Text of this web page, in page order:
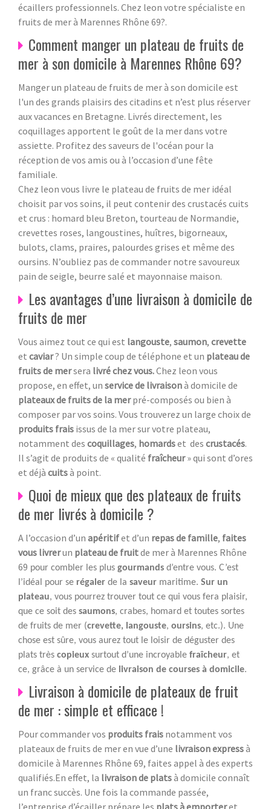
écaillers professionnels. Chez leon votre spécialiste en
fruits de mer à Marennes Rhône 69?.
Comment manger un plateau de fruits de
mer à son domicile à Marennes Rhône 69?
Manger un plateau de fruits de mer à son domicile est
l'un des grands plaisirs des citadins et n’est plus réserver
aux vacances en Bretagne. Livrés directement, les
coquillages apportent le goût de la mer dans votre
assiette. Profitez des saveurs de l'océan pour la
réception de vos amis ou à l’occasion d’une fête
familiale.
Chez leon vous livre le plateau de fruits de mer idéal
choisit par vos soins, il peut contenir des crustacés cuits
et crus : homard bleu Breton, tourteau de Normandie,
crevettes roses, langoustines, huîtres, bigorneaux,
bulots, clams, praires, palourdes grises et même des
oursins. N’oubliez pas de commander notre savoureux
pain de seigle, beurre salé et mayonnaise maison.
Les avantages d’une livraison à domicile de
fruits de mer
Vous aimez tout ce qui est langouste, saumon, crevette
et caviar? Un simple coup de téléphone et un plateau de
fruits de mersera livré chez vous.Chez leon vous
propose, en effet, un service de livraisonà domicile de
plateaux de fruits de la merpré-composés ou bien à
composer par vos soins. Vous trouverez un large choix de
produits frais issus de la mer sur votre plateau,
notamment des coquillages, homardset des crustacés.
Il s’agit de produits de « qualité fraîcheur» qui sont d’ores
et déjà cuitsà point.
Quoi de mieux que des plateaux de fruits
de mer livrés à domicile ?
A l’occasion d’un apéritifet d’un repas de famille, faites
vous livrerun plateau de fruitde mer à Marennes Rhône
69 pour combler les plus gourmands d’entre vous. C’est
l’idéal pour se régaler de la saveur maritime. Sur un
plateau, vous pourrez trouver tout ce qui vous fera plaisir,
que ce soit des saumons, crabes, homard et toutes sortes
de fruits de mer (crevette, langouste, oursins, etc.). Une
chose est sûre, vous aurez tout le loisir de déguster des
plats très copieux surtout d’une incroyable fraîcheur, et
ce, grâce à un service de livraison de courses à domicile.
Livraison à domicile de plateaux de fruit
de mer : simple et efficace !
Pour commander vos produits frais notamment vos
plateaux de fruits de mer en vue d’une livraison expressà
domicile à Marennes Rhône 69, faites appel à des experts
qualifiés.En effet, la livraison de platsà domicile connaît
un franc succès. Une fois la commande passée,
l’entreprise d’écailler prépare les plats à emporteret